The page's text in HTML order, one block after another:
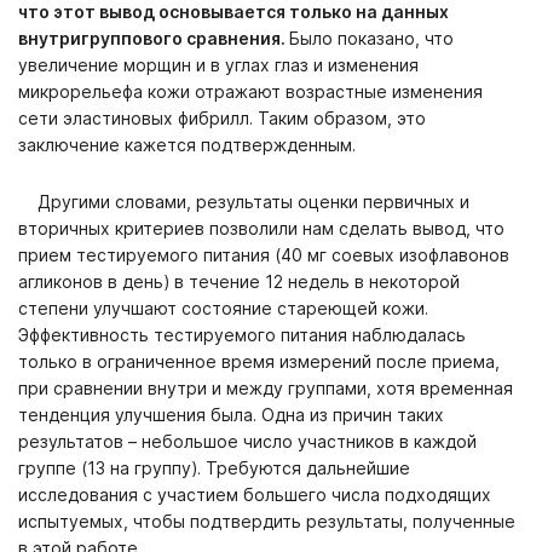
что этот вывод основывается только на данных
внутригруппового сравнения. Было показано, что
увеличение морщин и в углах глаз и изменения
микрорельефа кожи отражают возрастные изменения
сети эластиновых фибрилл. Таким образом, это
заключение кажется подтвержденным.
Другими словами, результаты оценки первичных и
вторичных критериев позволили нам сделать вывод, что
прием тестируемого питания (40 мг соевых изофлавонов
агликонов в день) в течение 12 недель в некоторой
степени улучшают состояние стареющей кожи.
Эффективность тестируемого питания наблюдалась
только в ограниченное время измерений после приема,
при сравнении внутри и между группами, хотя временная
тенденция улучшения была. Одна из причин таких
результатов – небольшое число участников в каждой
группе (13 на группу). Требуются дальнейшие
исследования с участием большего числа подходящих
испытуемых, чтобы подтвердить результаты, полученные
в этой работе.